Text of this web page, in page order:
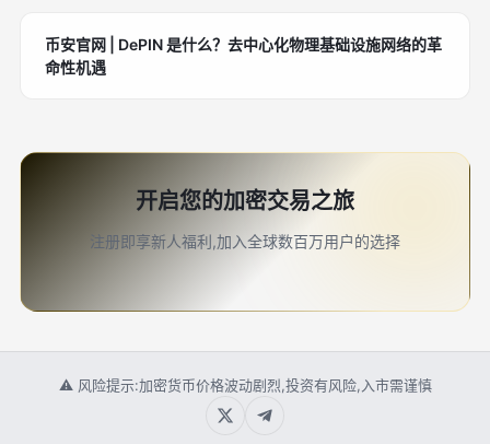
币安官网 | DePIN 是什么？去中心化物理基础设施网络的革
命性机遇
开启您的加密交易之旅
注册即享新人福利,加入全球数百万用户的选择
⚠ 风险提示:加密货币价格波动剧烈,投资有风险,入市需谨慎